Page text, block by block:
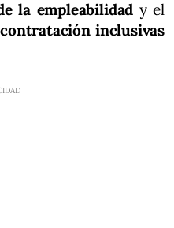
la empleabilidad y el
inclusivas